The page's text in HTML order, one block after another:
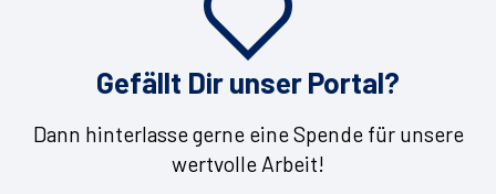
Gefällt Dir unser Portal?
Dann hinterlasse gerne eine Spende für unsere
wertvolle Arbeit!